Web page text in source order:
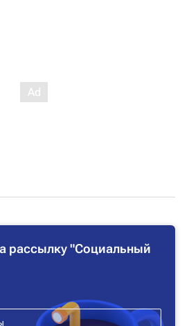
рассылку "Социальный